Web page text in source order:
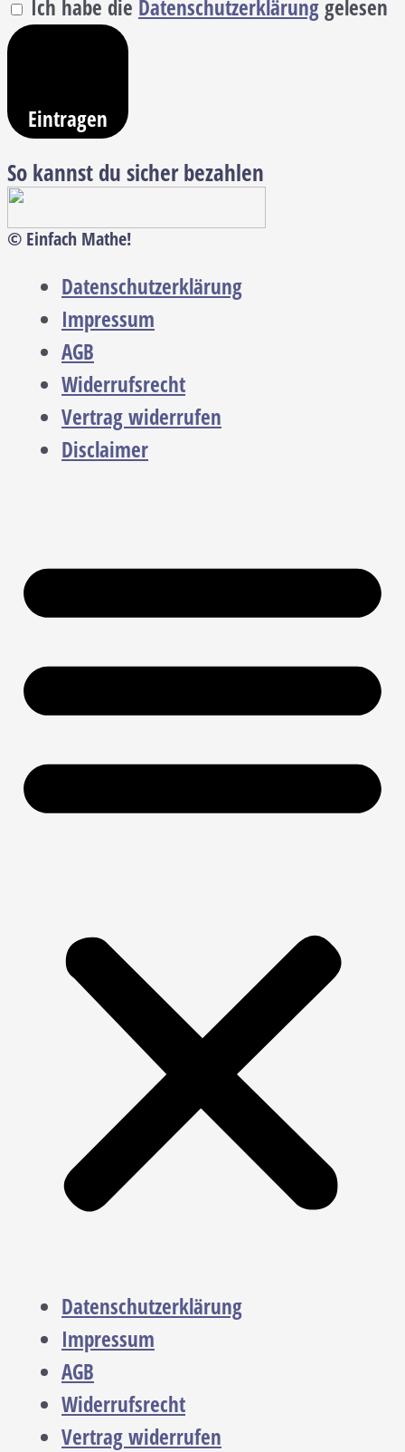
Ich habe die Datenschutzerklärung gelesen
Eintragen
So kannst du sicher bezahlen
© Einfach Mathe!
Datenschutzerklärung
Impressum
AGB
Widerrufsrecht
Vertrag widerrufen
Disclaimer
Datenschutzerklärung
Impressum
AGB
Widerrufsrecht
Vertrag widerrufen